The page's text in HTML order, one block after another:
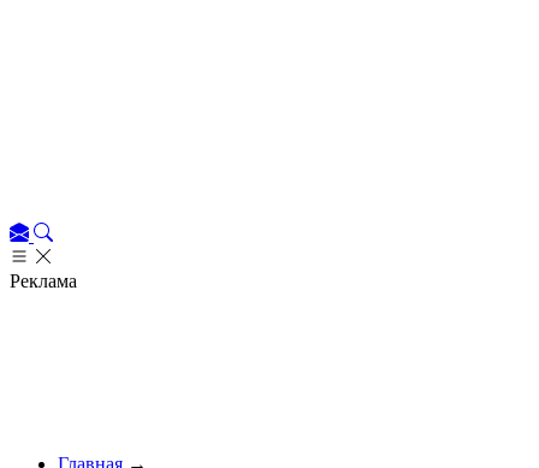
Реклама
Главная →